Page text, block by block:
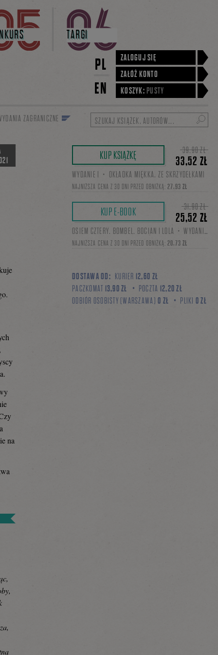
TARGI
PL
EN
ZALOGUJ SIĘ
ZAŁÓŻ KONTO
KOSZYK: PUSTY
ZAGRANICZNE
KUP KSIĄŻKĘ 39,90 ZŁ
33,52 ZŁ
WYDANIE I・OKŁADKA MIĘKKA, ZE SKRZYDEŁKAMI
NAJNIŻSZA CENA Z 30 DNI PRZED OBNIŻKĄ: 27,93 ZŁ
KUP E-BOOK 31,90 ZŁ
25,52 ZŁ
OSIEM CZTERY. BOMBEL. BOCIAN I LOLA・WYDANIE I・MOBI, EPUB
NAJNIŻSZA CENA Z 30 DNI PRZED OBNIŻKĄ: 20,73 ZŁ
DOSTAWA OD: KURIER 12,60 ZŁ
PACZKOMAT 13,90 ZŁ POCZTA 12,20 ZŁ
ODBIÓR OSOBISTY (WARSZAWA) 0 ZŁ PLIKI 0 ZŁ
na